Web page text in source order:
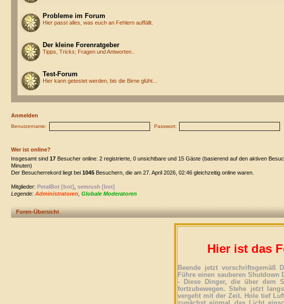
Probleme im Forum
Hier passt alles, was euch an Fehlern auffällt.
Der kleine Forenratgeber
Tipps, Tricks; Fragen und Antworten..
Test-Forum
Hier kann getestet werden, bis die Birne glüht...
Anmelden
Benutzername: Passwort:
Wer ist online?
Insgesamt sind 17 Besucher online: 2 registrierte, 0 unsichtbare und 15 Gäste (basierend auf den aktiven
Minuten)
Der Besucherrekord liegt bei 1045 Besuchern, die am 27. April 2026, 02:46 gleichzeitig online waren.
Mitglieder: PetalBot [bot] semrush [bot]
Legende: Administratoren Globale Moderatoren
Foren-Übersicht
Hier ist das
Beende jetzt vorschriftsgemäß
Führe einen sauberen Shutdown
- Diese Dinger, die über dem
fortzubewegen. Stehe jetzt
vergeht mit der Zeit. Hole tief